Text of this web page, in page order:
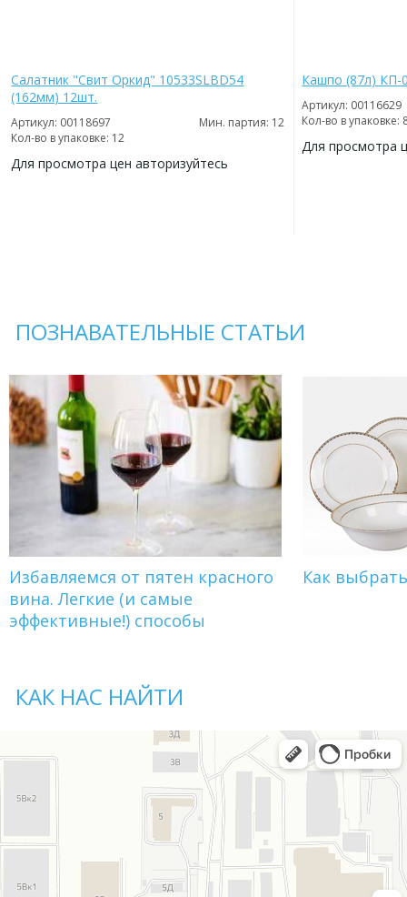
Салатник "Свит Оркид" 10533SLBD54
(162мм) 12шт.
Артикул: 00118697
Мин. партия: 12
Кол-во в упаковке: 12
Для просмотра цен авторизуйтесь
Кашпо (87л) КП-
Артикул: 00116629
Кол-во в упаковке:
Для просмотра
ПОЗНАВАТЕЛЬНЫЕ СТАТЬИ
Избавляемся от пятен красного
вина. Легкие (и самые
эффективные!) способы
Как
КАК НАС НАЙТИ